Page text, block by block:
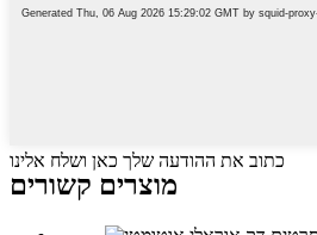
כתוב את ההודעה שלך כאן ושלח אלינו
מוצרים קשורים